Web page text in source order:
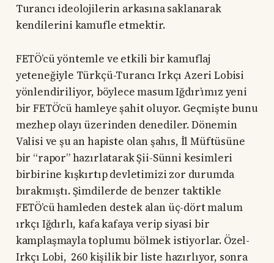
Turancı ideolojilerin arkasına saklanarak
kendilerini kamufle etmektir.
FETÖ’cü yöntemle ve etkili bir kamuflaj
yeteneğiyle Türkçü-Turancı Irkçı Azeri Lobisi
yönlendiriliyor, böylece masum Iğdır’ımız yeni
bir FETÖ’cü hamleye şahit oluyor. Geçmişte bunu
mezhep olayı üzerinden denediler. Dönemin
Valisi ve şu an hapiste olan şahıs, İl Müftüsüne
bir “rapor” hazırlatarak Şii-Sünni kesimleri
birbirine kışkırtıp devletimizi zor durumda
bırakmıştı. Şimdilerde de benzer taktikle
FETÖ’cü hamleden destek alan üç-dört malum
ırkçı Iğdırlı, kafa kafaya verip siyasi bir
kamplaşmayla toplumu bölmek istiyorlar. Özel-
Irkçı Lobi, 260 kişilik bir liste hazırlıyor, sonra